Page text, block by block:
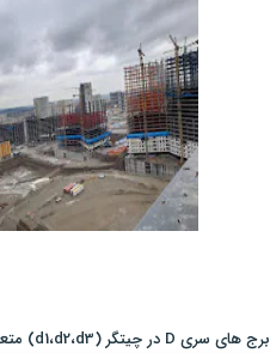
برج های سری D در چیتگر (d1،d2،d3) متعلق به ارتش